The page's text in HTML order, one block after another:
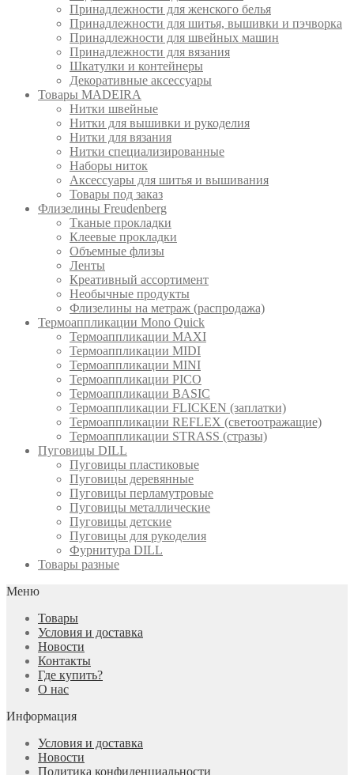
Принадлежности для женского белья
Принадлежности для шитья, вышивки и пэчворка
Принадлежности для швейных машин
Принадлежности для вязания
Шкатулки и контейнеры
Декоративные аксессуары
Товары MADEIRA
Нитки швейные
Нитки для вышивки и рукоделия
Нитки для вязания
Нитки специализированные
Наборы ниток
Аксессуары для шитья и вышивания
Товары под заказ
Флизелины Freudenberg
Тканые прокладки
Клеевые прокладки
Объемные флизы
Ленты
Креативный ассортимент
Необычные продукты
Флизелины на метраж (распродажа)
Термоаппликации Mono Quick
Термоаппликации MAXI
Термоаппликации MIDI
Термоаппликации MINI
Термоаппликации PICO
Термоаппликации BASIC
Термоаппликации FLICKEN (заплатки)
Термоаппликации REFLEX (светоотражащие)
Термоаппликации STRASS (стразы)
Пуговицы DILL
Пуговицы пластиковые
Пуговицы деревянные
Пуговицы перламутровые
Пуговицы металлические
Пуговицы детские
Пуговицы для рукоделия
Фурнитура DILL
Товары разные
Меню
Товары
Условия и доставка
Новости
Контакты
Где купить?
О нас
Информация
Условия и доставка
Новости
Политика конфиденциальности